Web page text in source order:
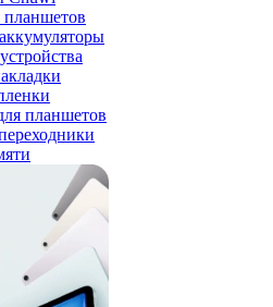
планшетов
планшетов